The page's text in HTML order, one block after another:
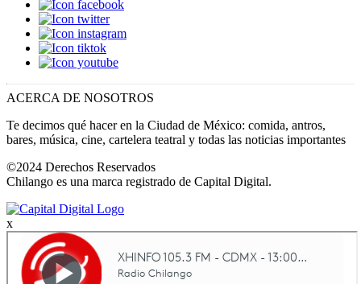
ACERCA DE NOSOTROS
Te decimos qué hacer en la Ciudad de México: comida, antros,
bares, música, cine, cartelera teatral y todas las noticias importantes
©2024 Derechos Reservados
Chilango es una marca registrado de Capital Digital.
x